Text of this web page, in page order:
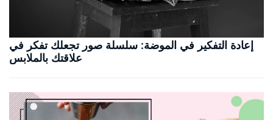
إعادة التفكير في الموضة: سلسلة صور تجعلك تفكر في
علاقتك بالملابس